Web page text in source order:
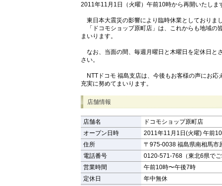
2011年11月1日（火曜）午前10時から再開いたしま
東日本大震災の影響により臨時休業としておりま
「ドコモショップ原町店」は、これからも地域の
まいります。
なお、当面の間、毎週月曜日と木曜日を定休日と
さい。
NTTドコモ 福島支店は、今後もお客様の声にお応
充実に努めてまいります。
店舗情報
店舗名
ドコモショップ原町店
オープン日時
2011年11月1日(火曜) 午前
住所
〒975-0038 福島県南相馬市
電話番号
0120-571-768（東北6県で
営業時間
午前10時〜午後7時
定休日
年中無休